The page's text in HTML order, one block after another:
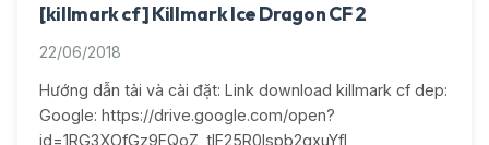
[killmark cf] Killmark Ice Dragon CF 2
22/06/2018
Hướng dẫn tải và cài đặt: Link download killmark cf dep:
Google: https://drive.google.com/open?
id=1RG3XOfGz9FQoZ_tlF25R0lspb2gxuYfI